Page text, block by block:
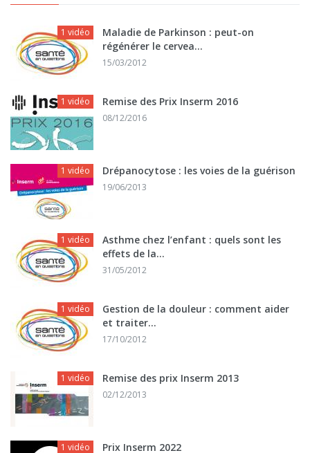
1 vidéo
Maladie de Parkinson : peut-on
régénérer le cervea...
15/03/2012
1 vidéo Remise des Prix Inserm 2016
08/12/2016
1 vidéo Drépanocytose : les voies de la guérison
19/06/2013
1 vidéo
Asthme chez l’enfant : quels sont les
effets de la...
31/05/2012
1 vidéo
Gestion de la douleur : comment aider
et traiter...
17/10/2012
1 vidéo Remise des prix Inserm 2013
02/12/2013
1 vidéo Prix Inserm 2022